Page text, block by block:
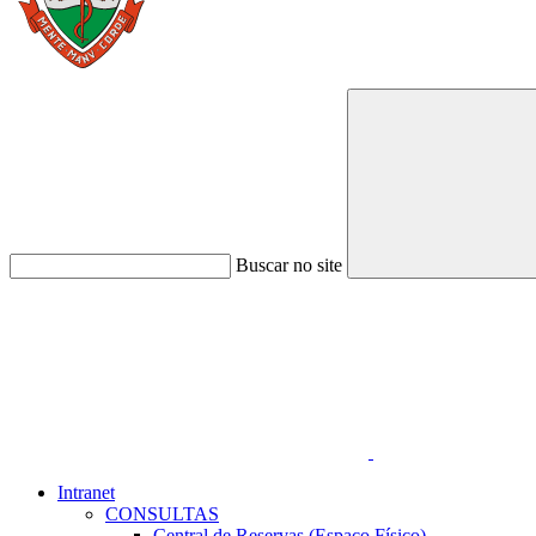
Buscar no site
Intranet
CONSULTAS